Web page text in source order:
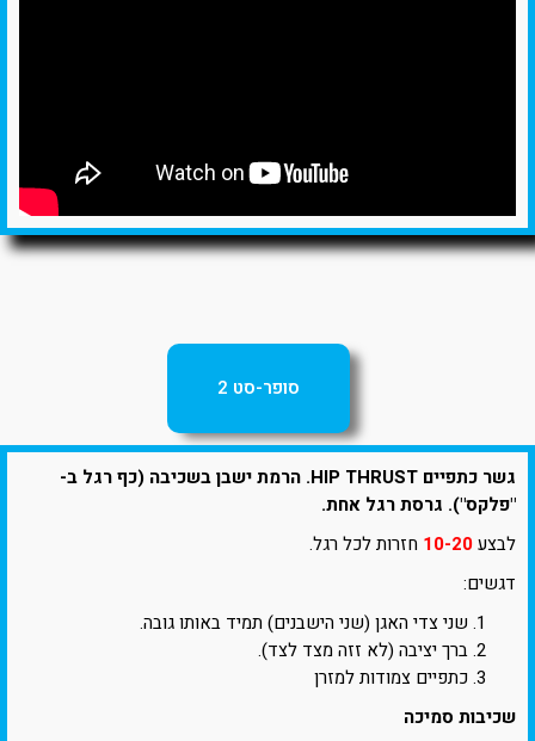
סופר-סט 2
גשר כתפיים HIP THRUST. הרמת ישבן בשכיבה (כף רגל ב-
"פלקס"). גרסת רגל אחת.
לבצע10-20 חזרות לכל רגל.
דגשים:
שני צדי האגן (שני הישבנים) תמיד באותו גובה.
ברך יציבה (לא זזה מצד לצד).
כתפיים צמודות למזרן
שכיבות סמיכה